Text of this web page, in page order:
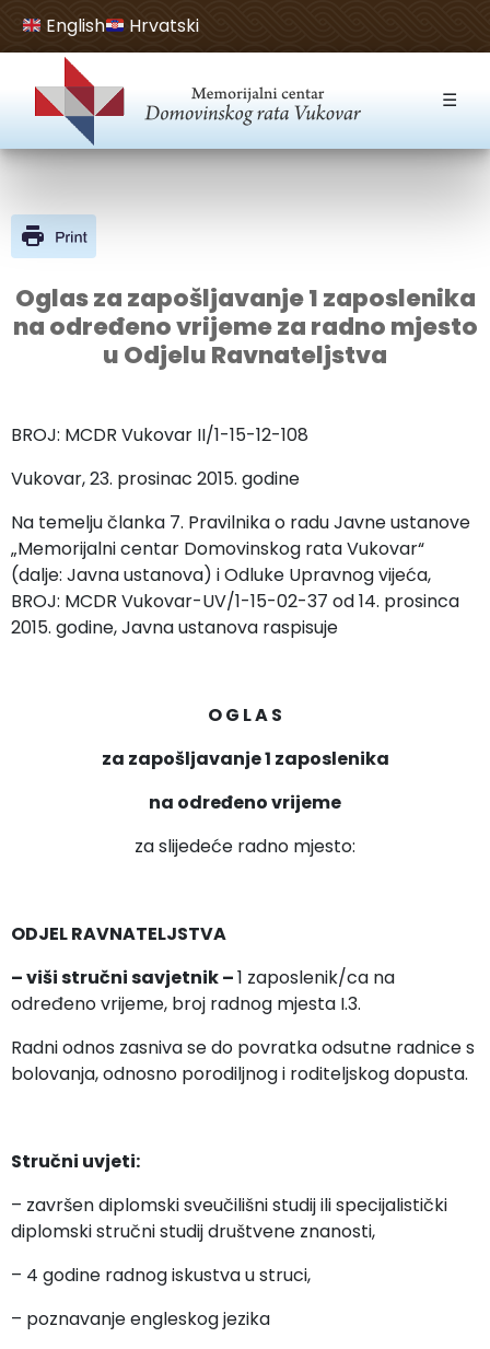
Open toolbar
English Hrvatski
☰
Oglas za zapošljavanje 1 zaposlenika
na određeno vrijeme za radno mjesto
u Odjelu Ravnateljstva
BROJ: MCDR Vukovar II/1-15-12-108
Vukovar, 23. prosinac 2015. godine
Na temelju članka 7. Pravilnika o radu Javne ustanove
„Memorijalni centar Domovinskog rata Vukovar“
(dalje: Javna ustanova) i Odluke Upravnog vijeća,
BROJ: MCDR Vukovar-UV/1-15-02-37 od 14. prosinca
2015. godine, Javna ustanova raspisuje
O G L A S
za zapošljavanje 1 zaposlenika
na određeno vrijeme
za slijedeće radno mjesto:
ODJEL RAVNATELJSTVA
– viši stručni savjetnik –1 zaposlenik/ca na
određeno vrijeme, broj radnog mjesta I.3.
Radni odnos zasniva se do povratka odsutne radnice s
bolovanja, odnosno porodiljnog i roditeljskog dopusta.
Stručni uvjeti:
– završen diplomski sveučilišni studij ili specijalistički
diplomski stručni studij društvene znanosti,
– 4 godine radnog iskustva u struci,
– poznavanje engleskog jezika